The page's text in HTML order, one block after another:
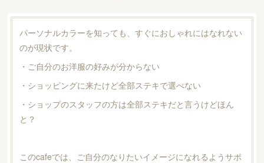
パーソナルカラーを知っても、すぐにおしゃれにはなれない
のが現状です。
・ご自分のお洋服の好みが分からない
・ショッピングに来たけど全部ステキで選べない
・ショップのスタッフの方は全部ステキだと言うけどほん
と？
このcafeでは、ご自分のなりたいイメージになれるようサポ